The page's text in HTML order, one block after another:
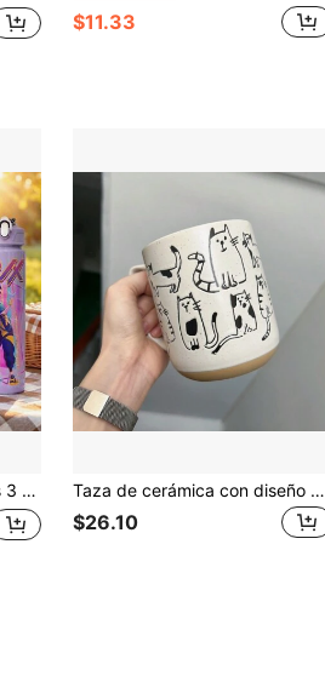
$11.33
también un gran regalo sorpresa para fans. Taza de cerámica con diseño de gatos lindo pintada a mano con subglaseado, apta para microondas, ideal para desayuno, avena, parejas, vuelta al colegio
$26.10